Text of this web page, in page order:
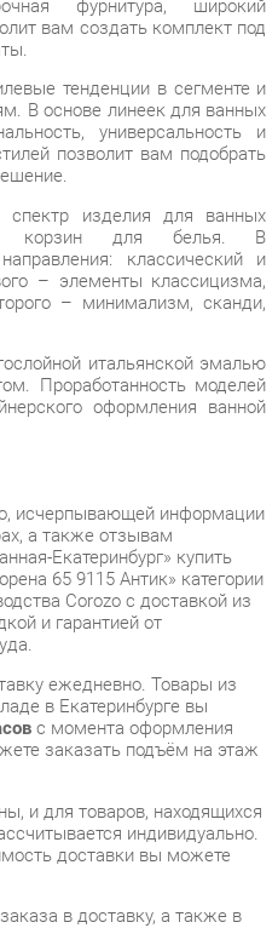
тенденции в сегменте и
В основе линеек для ванных
универсальность и
позволит вам подобрать
изделия для ванных
для белья. В
классический и
– минимализм, сканди,
итальянской эмалью
Проработанность моделей
оформления ванной
информации
Екатеринбург» купить
65 9115 Антик» категории
Corozo с доставкой из
и гарантией от
ежедневно. Товары из
в Екатеринбурге вы
с момента оформления
заказать подъём на этаж
и для товаров, находящихся
индивидуально.
доставки вы можете
в доставку, а также в
заказа вы можете
об отказе от покупки.
умывальники с тумбой
Если Вы